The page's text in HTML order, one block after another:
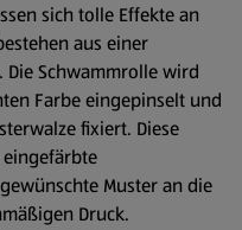
sich tolle Effekte an
aus einer
Schwammrolle wird
Farbe eingepinselt und
fixiert. Diese
Muster an die
Druck.